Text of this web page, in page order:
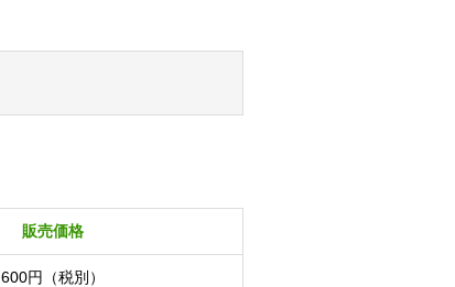
販売価格
600円（税別）